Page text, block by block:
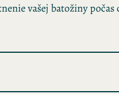
vašej batožiny počas